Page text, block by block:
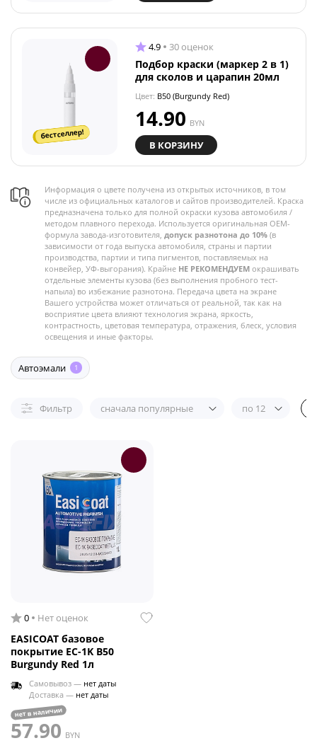
бестселлер!
4.9 30 оценок
Подбор краски (маркер 2 в 1)
для сколов и царапин 20мл
Цвет: B50 (Burgundy Red)
14.90 BYN
В КОРЗИНУ
Информация о цвете получена из открытых источников, в том
числе из официальных каталогов и сайтов производителей. Краска
предназначена только для полной окраски кузова автомобиля /
методом плавного перехода. Используется оригинальная OEM-
формула завода-изготовителя, допуск разнотона до 10% (в
зависимости от года выпуска автомобиля, страны и партии
производства, партии и типа пигментов, поставляемых на
конвейер, УФ-выгорания). Крайне НЕ РЕКОМЕНДУЕМ окрашивать
отдельные элементы кузова (без выполнения пробного тест-
напыла) во избежание разнотона. Передача цвета на экране
Вашего устройства может отличаться от реальной, так как на
восприятие цвета влияют технология экрана, яркость,
контрастность, цветовая температура, отражения, блеск, условия
освещения и иные факторы.
Автоэмали 1
Фильтр сначала популярные по 12
0 Нет оценок
EASICOAT базовое
покрытие EC-1K B50
Burgundy Red 1л
Самовывоз — нет даты
Доставка — нет даты
нет в наличии
57.90 BYN